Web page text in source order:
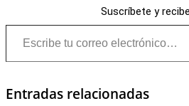
Suscríbete y
Escribe tu correo electrónico…
Entradas relacionadas